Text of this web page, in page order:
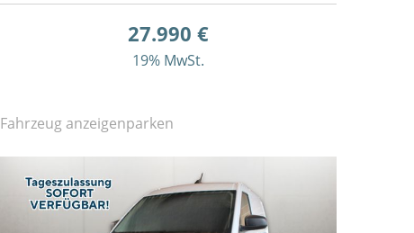
27.990 €
19% MwSt.
Fahrzeug anzeigenparken